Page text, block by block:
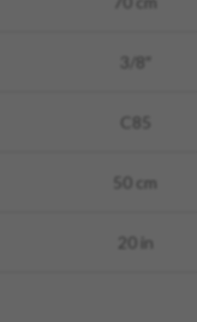
3/8″
C85
50 cm
20 in